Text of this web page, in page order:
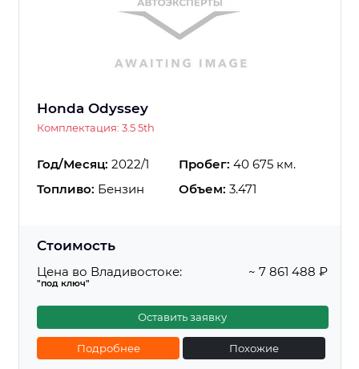
Honda Odyssey
Комплектация: 3.5 5th
Год/Месяц: 2022/1 Пробег: 40 675 км.
Топливо: Бензин Объем: 3.471
Стоимость
Цена во Владивостоке:
"под ключ"
~ 7 861 488 ₽
Оставить заявку
Подробнее Похожие